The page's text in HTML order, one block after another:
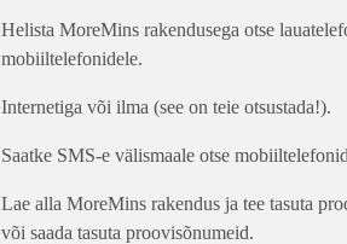
Helista MoreMins rakendusega otse
mobiiltelefonidele.
Internetiga või ilma (see on teie otsustada!).
Saatke SMS-e välismaale otse
Lae alla MoreMins rakendus ja tee tasuta
või saada tasuta proovisõnumeid.